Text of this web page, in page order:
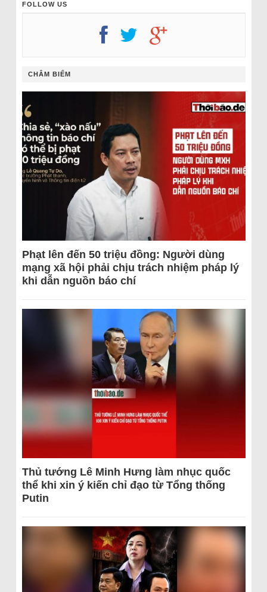
FOLLOW US
CHÂM BIẾM
Phạt lên đến 50 triệu đồng: Người dùng
mạng xã hội phải chịu trách nhiệm pháp lý
khi dẫn nguồn báo chí
Thủ tướng Lê Minh Hưng làm nhục quốc
thể khi xin ý kiến chỉ đạo từ Tổng thống
Putin